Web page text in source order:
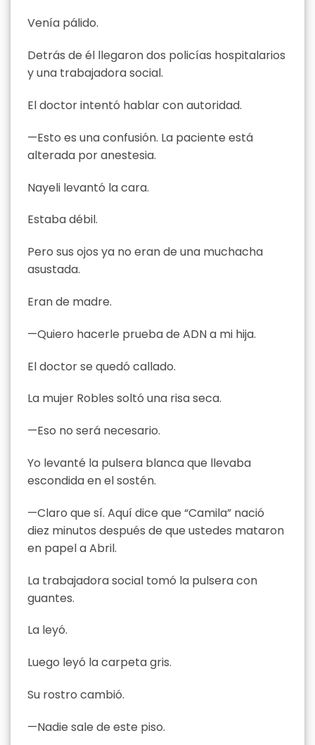
Venía pálido.
Detrás de él llegaron dos policías hospitalarios
y una trabajadora social.
El doctor intentó hablar con autoridad.
—Esto es una confusión. La paciente está
alterada por anestesia.
Nayeli levantó la cara.
Estaba débil.
Pero sus ojos ya no eran de una muchacha
asustada.
Eran de madre.
—Quiero hacerle prueba de ADN a mi hija.
El doctor se quedó callado.
La mujer Robles soltó una risa seca.
—Eso no será necesario.
Yo levanté la pulsera blanca que llevaba
escondida en el sostén.
—Claro que sí. Aquí dice que “Camila” nació
diez minutos después de que ustedes mataron
en papel a Abril.
La trabajadora social tomó la pulsera con
guantes.
La leyó.
Luego leyó la carpeta gris.
Su rostro cambió.
—Nadie sale de este piso.